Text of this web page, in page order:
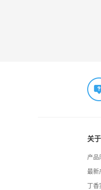
关
产品
最新
丁香